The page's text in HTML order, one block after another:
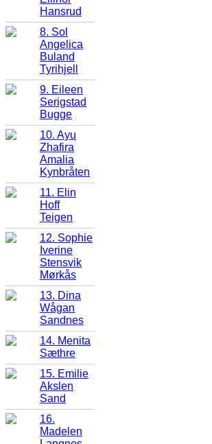
Hansrud
8. Sol
Angelica
Buland
Tyrihjell
9. Eileen
Serigstad
Bugge
10. Ayu
Zhafira
Amalia
Kynbråten
11. Elin
Hoff
Teigen
12. Sophie
Iverine
Stensvik
Mørkås
13. Dina
Wågan
Sandnes
14. Menita
Sæthre
15. Emilie
Akslen
Sand
16.
Madelen